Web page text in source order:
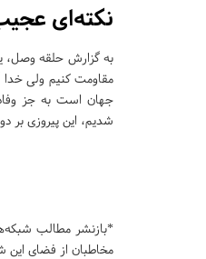
نکته‌ای
جهان است به جز
شدیم، این پیروزی بر
*بازنشر مطالب
مخاطبان از فضای